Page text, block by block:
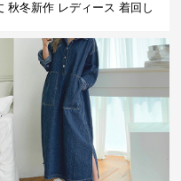
秋冬新作 レディース 着回し